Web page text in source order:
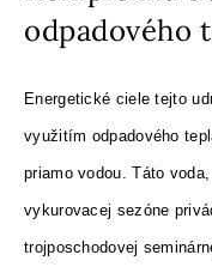
odpadového
Energetické ciele tejto
využitím odpadového
priamo vodou. Táto
vykurovacej sezóne
trojposchodovej